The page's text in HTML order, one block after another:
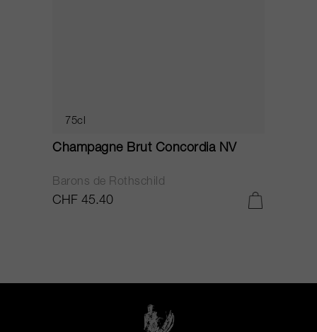
75cl
Champagne Brut Concordia NV
Barons de Rothschild
CHF 45.40